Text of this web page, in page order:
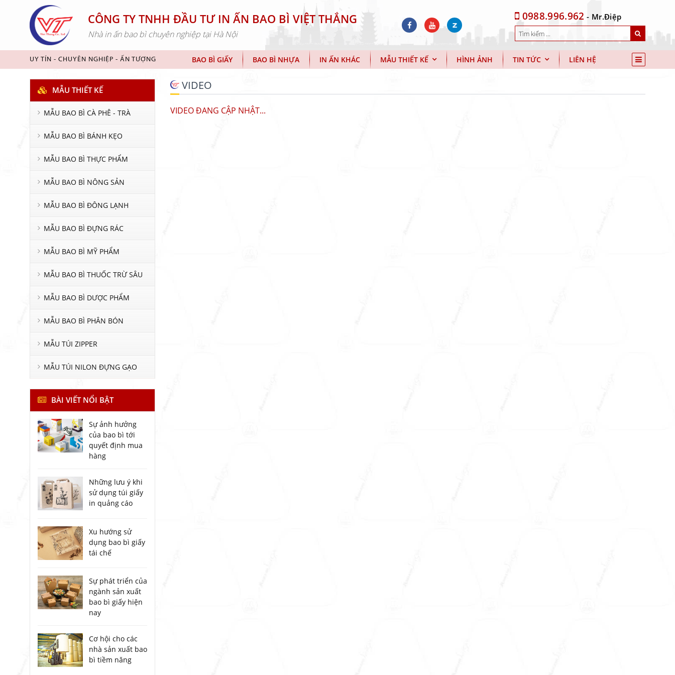
CÔNG TY TNHH ĐẦU TƯ IN ẤN BAO BÌ VIỆT THẮNG
Nhà in ấn bao bì chuyên nghiệp tại Hà Nội
0988.996.962 - Mr.Điệp
UY TÍN - CHUYÊN NGHIỆP - ẤN TƯỢNG BAO BÌ GIẤY BAO BÌ NHỰA IN ẤN KHÁC MẪU THIẾT KẾ HÌNH ẢNH TIN TỨC LIÊN HỆ
MẪU THIẾT KẾ
MẪU BAO BÌ CÀ PHÊ - TRÀ
MẪU BAO BÌ BÁNH KẸO
MẪU BAO BÌ THỰC PHẨM
MẪU BAO BÌ NÔNG SẢN
MẪU BAO BÌ ĐÔNG LẠNH
MẪU BAO BÌ ĐỰNG RÁC
MẪU BAO BÌ MỸ PHẨM
MẪU BAO BÌ THUỐC TRỪ SÂU
MẪU BAO BÌ DƯỢC PHẨM
MẪU BAO BÌ PHÂN BÓN
MẪU TÚI ZIPPER
MẪU TÚI NILON ĐỰNG GẠO
BÀI VIẾT NỔI BẬT
Sự ảnh hưởng
của bao bì tới
quyết định mua
hàng
Những lưu ý khi
sử dụng túi giấy
in quảng cáo
Xu hướng sử
dụng bao bì giấy
tái chế
Sự phát triển của
ngành sản xuất
bao bì giấy hiện
nay
Cơ hội cho các
nhà sản xuất bao
bì tiềm năng
VIDEO
VIDEO ĐANG CẬP NHẬT...